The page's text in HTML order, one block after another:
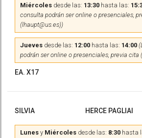
Miércoles desde las: 13:30 hasta las:
consulta podrán ser online o presenciales,
(lhaupt@us.es))
Jueves desde las: 12:00 hasta las: 14:00
podrán ser online o presenciales, previa cita
EA. X17
SILVIA HERCE PAGLIAI
Lunes y Miércoles desde las: 8:30 hasta